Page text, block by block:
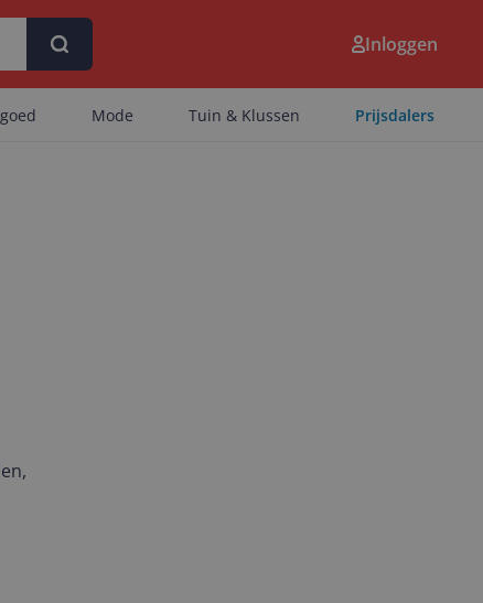
Inloggen
Mode Tuin & Klussen Prijsdalers